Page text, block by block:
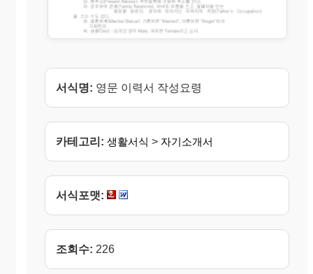
서식명: 영문 이력서 작성요령
카테고리: 생활서식 > 자기소개서
서식포맷:
조회수: 226